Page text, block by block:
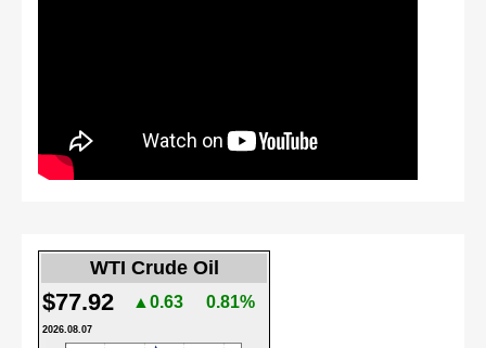
WTI Crude Oil
$77.92 ▲0.63 0.81%
2026.08.07